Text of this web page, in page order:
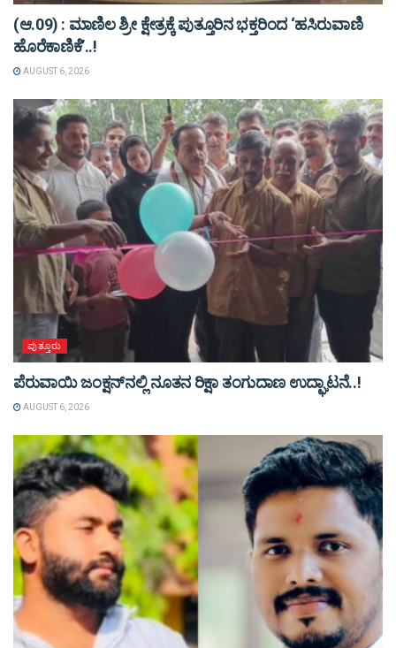
(ಆ.09) : ಮಾಣಿಲ ಶ್ರೀ ಕ್ಷೇತ್ರಕ್ಕೆ ಪುತ್ತೂರಿನ ಭಕ್ತರಿಂದ ‘ಹಸಿರುವಾಣಿ
ಹೊರೆಕಾಣಿಕೆ’..!
AUGUST 6, 2026
ಪುತ್ತೂರು
ಪೆರುವಾಯಿ ಜಂಕ್ಷನ್‌ನಲ್ಲಿ ನೂತನ ರಿಕ್ಷಾ ತಂಗುದಾಣ ಉದ್ಘಾಟನೆ..!
AUGUST 6, 2026